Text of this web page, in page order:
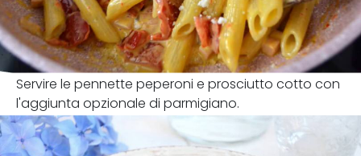
Servire le pennette peperoni e prosciutto cotto con
l'aggiunta opzionale di parmigiano.